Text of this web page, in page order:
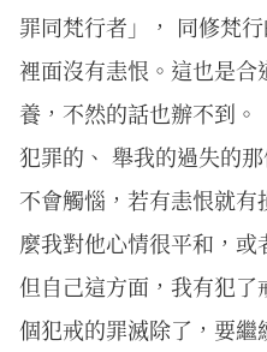
罪同梵行者」， 同修梵
裡面沒有恚恨。這也是
養，不然的話也辦不到
犯罪的、 舉我的過失的
不會觸惱，若有恚恨就
麼我對他心情很平和，或
但自己這方面，我有犯
個犯戒的罪滅除了，要繼